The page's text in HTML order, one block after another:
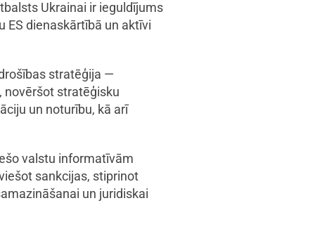
Ukrainai ir ieguldījums
ES dienaskārtībā un aktīvi
stratēģija —
novēršot stratēģisku
un noturību, kā arī
valstu informatīvām
sankcijas, stiprinot
un juridiskai